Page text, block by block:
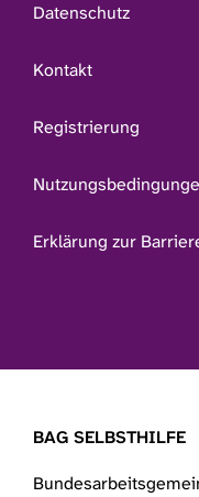
Datenschutz
Kontakt
Registrierung
Erklärung zur
BAG SELBSTHILFE